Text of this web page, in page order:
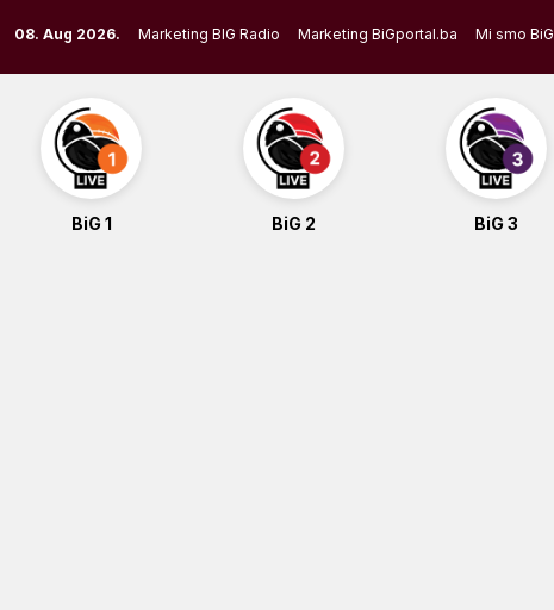
to
content
08. Aug 2026. Marketing BIG Radio Marketing BiGportal.ba Mi smo BiG
BiG 1 BiG 2 BiG 3